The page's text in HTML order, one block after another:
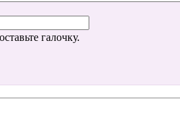
галочку.